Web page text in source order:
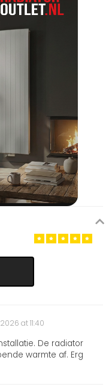
at 11:40
De radiator
warmte af. Erg